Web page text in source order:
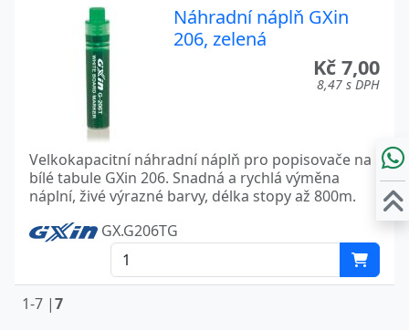
Náhradní náplň GXin
206, zelená
Kč 7,00
8,47 s DPH
Velkokapacitní náhradní náplň pro popisovače na
bílé tabule GXin 206. Snadná a rychlá výměna
náplní, živé výrazné barvy, délka stopy až 800m.
GX.G206TG
1-7 |7